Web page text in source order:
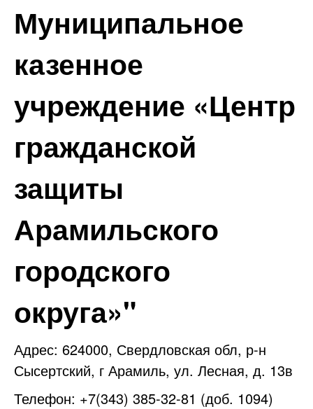
Муниципальное
казенное
учреждение «Центр
гражданской
защиты
Арамильского
городского
округа»"
Адрес: 624000, Свердловская обл, р-н
Сысертский, г Арамиль, ул. Лесная, д. 13в
Телефон: +7(343) 385-32-81 (доб. 1094)